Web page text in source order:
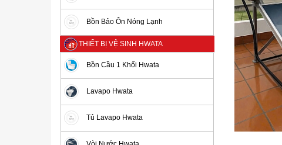
Bồn Bảo Ôn Nóng Lạnh
THIẾT BỊ VỆ SINH HWATA
Bồn Cầu 1 Khối Hwata
Lavapo Hwata
Tủ Lavapo Hwata